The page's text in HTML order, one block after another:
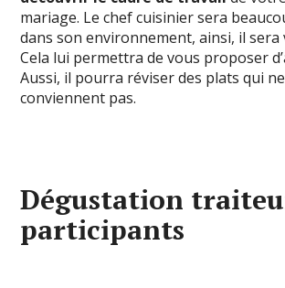
mariage. Le chef cuisinier sera
dans son environnement, ainsi, il sera
Cela lui permettra de vous proposer
Aussi, il pourra réviser des plats qui
conviennent pas.
Dégustation
participants